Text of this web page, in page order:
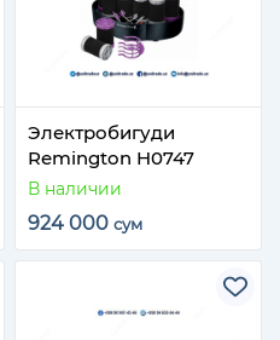
Электробигуди
Remington H0747
В наличии
924 000 сум